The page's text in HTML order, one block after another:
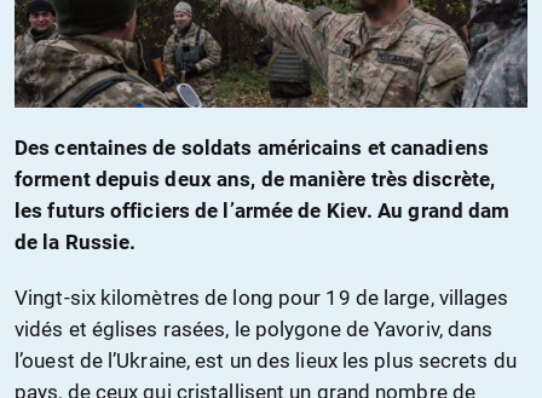
Des centaines de soldats américains et canadiens
forment depuis deux ans, de manière très discrète,
les futurs officiers de l’armée de Kiev. Au grand dam
de la Russie.
Vingt-six kilomètres de long pour 19 de large, villages
vidés et églises rasées, le polygone de Yavoriv, dans
l’ouest de l’Ukraine, est un des lieux les plus secrets du
pays, de ceux qui cristallisent un grand nombre de